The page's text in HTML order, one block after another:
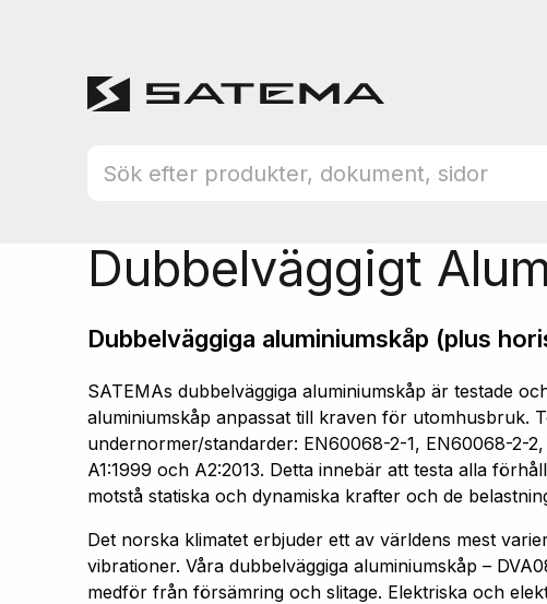
Hem Produktsortiment Aluminiumskåp
Dubbelväggigt
Dubbelväggiga aluminiumskåp (plus
SATEMAs dubbelväggiga aluminiumskåp är testade
aluminiumskåp anpassat till kraven för utomhusbruk.
undernormer/standarder: EN60068-2-1, EN60068-2-
A1:1999 och A2:2013. Detta innebär att testa alla
motstå statiska och dynamiska krafter och de
Det norska klimatet erbjuder ett av världens mest
vibrationer. Våra dubbelväggiga aluminiumskåp –
medför från försämring och slitage. Elektriska och